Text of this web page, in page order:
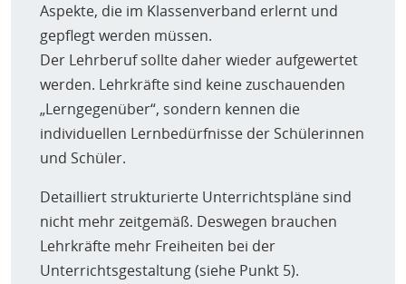
Aspekte, die im Klassenverband erlernt und
gepflegt werden müssen.
Der Lehrberuf sollte daher wieder aufgewertet
werden. Lehrkräfte sind keine zuschauenden
„Lerngegenüber“, sondern kennen die
individuellen Lernbedürfnisse der Schülerinnen
und Schüler.
Detailliert strukturierte Unterrichtspläne sind
nicht mehr zeitgemäß. Deswegen brauchen
Lehrkräfte mehr Freiheiten bei der
Unterrichtsgestaltung (siehe Punkt 5).